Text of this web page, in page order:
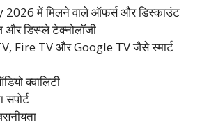
में मिलने वाले ऑफर्स और डिस्काउंट
और डिस्प्ले टेक्नोलॉजी
Fire TV और Google TV जैसे स्मार्ट
क्वालिटी